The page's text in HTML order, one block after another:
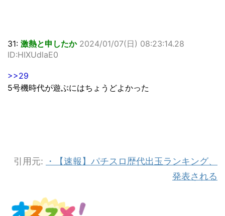
31: 激熱と申したか 2024/01/07(日) 08:23:14.28
ID:HIXUdlaE0
>>29
5号機時代が遊ぶにはちょうどよかった
引用元:
・【速報】パチスロ歴代出玉ランキング、
発表される